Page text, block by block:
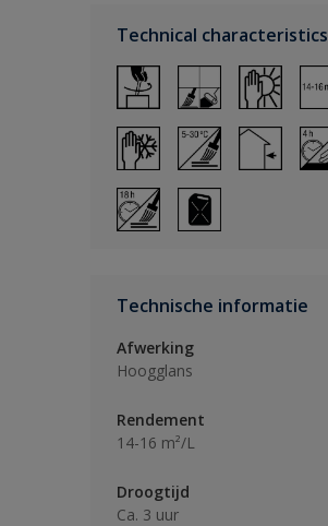
Technical characteristics
Technische informatie
Afwerking
Hoogglans
Rendement
14-16 m²/L
Droogtijd
Ca. 3 uur